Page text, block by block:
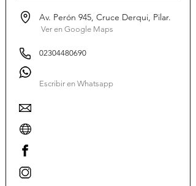
Av. Perón 945, Cruce Derqui, Pilar.
Ver en Google Maps
02304480690
Escribir en Whatsapp